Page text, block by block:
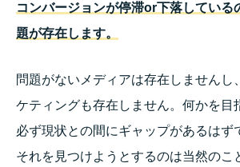
コンバージョンが停滞or下落している
題が存在します。
問題がないメディアは存在しませんし
ケティングも存在しません。何かを目
必ず現状との間にギャップがあるはず
それを見つけようとするのは当然のこ